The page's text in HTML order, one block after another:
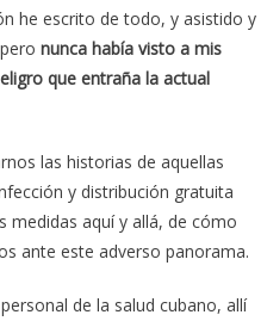
he escrito de todo, y asistido y
nunca había visto a mis
que entraña la actual
las historias de aquellas
y distribución gratuita
medidas aquí y allá, de cómo
ante este adverso panorama.
de la salud cubano, allí